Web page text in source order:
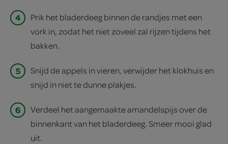
4
Prik het bladerdeeg binnen de randjes met een
vork in, zodat het niet zoveel zal rijzen tijdens het
bakken.
5
Snijd de appels in vieren, verwijder het klokhuis en
snijd in niet te dunne plakjes.
6
Verdeel het aangemaakte amandelspijs over de
binnenkant van het bladerdeeg. Smeer mooi glad
uit.